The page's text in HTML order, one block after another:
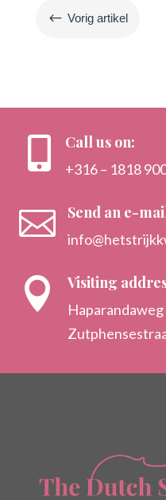
# Vorig artikel
 Call us on:
+316 – 1818
 Send an e-
 Visiting